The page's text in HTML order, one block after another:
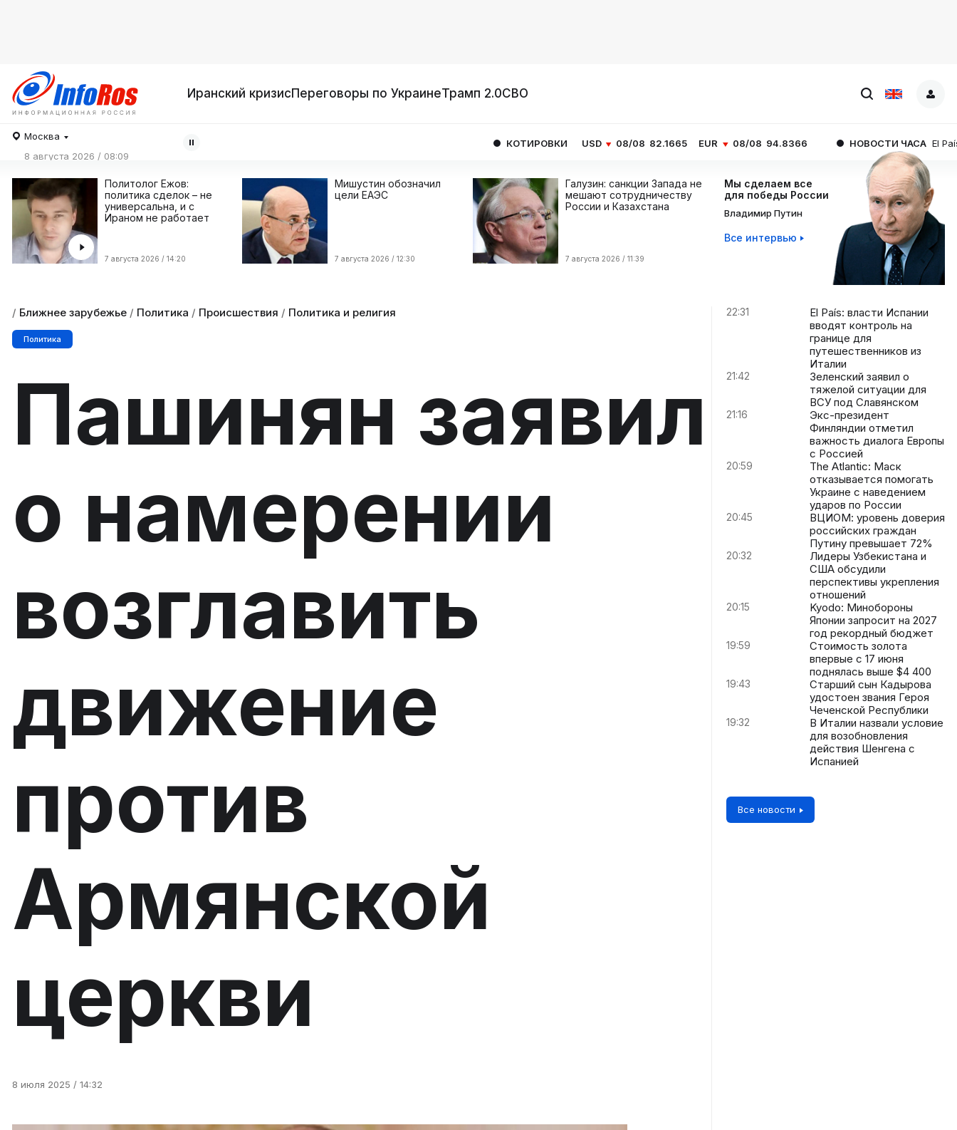
Иранский кризисПереговоры по УкраинеТрамп 2.0СВО
Москва
8 августа 2026 / 08:09
КОТИРОВКИ USD 08/08 82.1665 EUR 08/08 94.8366 НОВОСТИ ЧАСА El País: власти
Политолог Ежов:
политика сделок – не
универсальна, и с
Ираном не работает
7 августа 2026 / 14:20
Мишустин обозначил
цели ЕАЭС
7 августа 2026 / 12:30
Галузин: санкции Запада не
мешают сотрудничеству
России и Казахстана
7 августа 2026 / 11:39
Мы сделаем все
для победы России
Владимир Путин
Все интервью
/ Ближнее зарубежье / Политика / Происшествия / Политика и религия
Политика
Пашинян заявил
о намерении
возглавить
движение
против
Армянской
церкви
8 июля 2025 / 14:32
22:31
El País: власти Испании
вводят контроль на
границе для
путешественников из
Италии
21:42
Зеленский заявил о
тяжелой ситуации для
ВСУ под Славянском
21:16
Экс-президент
Финляндии отметил
важность диалога Европы
с Россией
20:59
The Atlantic: Маск
отказывается помогать
Украине с наведением
ударов по России
20:45
ВЦИОМ: уровень доверия
российских граждан
Путину превышает 72%
20:32
Лидеры Узбекистана и
США обсудили
перспективы укрепления
отношений
20:15
Kyodo: Минобороны
Японии запросит на 2027
год рекордный бюджет
19:59
Стоимость золота
впервые с 17 июня
поднялась выше $4 400
19:43
Старший сын Кадырова
удостоен звания Героя
Чеченской Республики
19:32
В Италии назвали условие
для возобновления
действия Шенгена с
Испанией
Все новости